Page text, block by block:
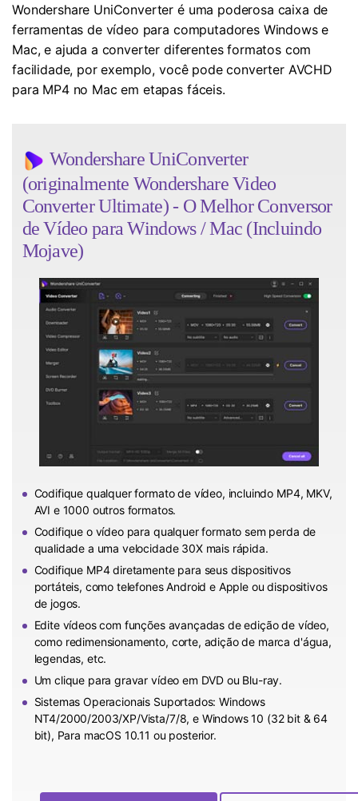
Wondershare UniConverter é uma poderosa caixa de
ferramentas de vídeo para computadores Windows e
Mac, e ajuda a converter diferentes formatos com
facilidade, por exemplo, você pode converter AVCHD
para MP4 no Mac em etapas fáceis.
Wondershare UniConverter
(originalmente Wondershare Video
Converter Ultimate) - O Melhor Conversor
de Vídeo para Windows / Mac (Incluindo
Mojave)
Codifique qualquer formato de vídeo, incluindo MP4, MKV,
AVI e 1000 outros formatos.
Codifique o vídeo para qualquer formato sem perda de
qualidade a uma velocidade 30X mais rápida.
Codifique MP4 diretamente para seus dispositivos
portáteis, como telefones Android e Apple ou dispositivos
de jogos.
Edite vídeos com funções avançadas de edição de vídeo,
como redimensionamento, corte, adição de marca d'água,
legendas, etc.
Um clique para gravar vídeo em DVD ou Blu-ray.
Sistemas Operacionais Suportados: Windows
NT4/2000/2003/XP/Vista/7/8, e Windows 10 (32 bit & 64
bit), Para macOS 10.11 ou posterior.